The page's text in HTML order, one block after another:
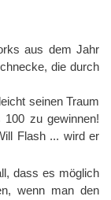
aus dem Jahr
die durch
seinen Traum
100 zu gewinnen!
Flash ... wird er
dass es möglich
wenn man den